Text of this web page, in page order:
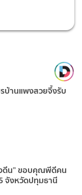
บ้านแพงสวยจึ้งรับ
ดีน” ขอบคุณพีดีคน
จังหวัดปทุมธานี